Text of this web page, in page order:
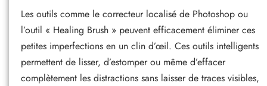
Les outils comme le correcteur localisé de Photoshop ou
l’outil « Healing Brush » peuvent efficacement éliminer ces
petites imperfections en un clin d’œil. Ces outils intelligents
permettent de lisser, d’estomper ou même d’effacer
complètement les distractions sans laisser de traces visibles,